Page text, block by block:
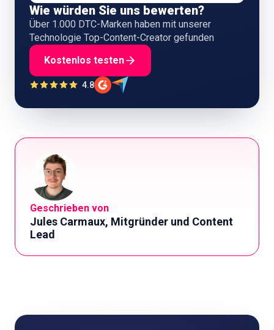
Wie würden Sie uns bewerten?
Über 1.000 DTC-Marken haben mit unserer
Technologie Top-Content-Creator gefunden
Kostenlos testen
4.8
Geschrieben von
Jules Carmaux, Mitgründer und Content
Lead